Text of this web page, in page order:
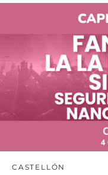
CASTELLÓN